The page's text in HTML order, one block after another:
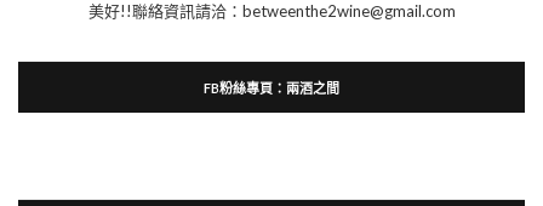
美好!!聯絡資訊請洽：betweenthe2wine@gmail.com
FB粉絲專頁：兩酒之間